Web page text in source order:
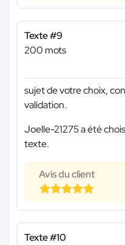
Texte #9
200 mots
sujet de votre choix,
validation.
Joelle-21275 a été
texte.
Avis du client
Texte #10